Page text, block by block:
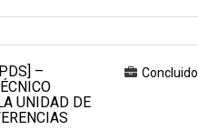
–
UNIDAD DE
Concluido